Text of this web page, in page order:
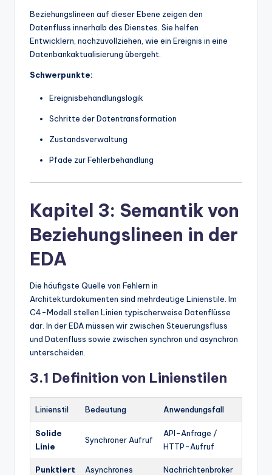
Beziehungslineen auf dieser Ebene zeigen den
Datenfluss innerhalb des Dienstes. Sie helfen
Entwicklern, nachzuvollziehen, wie ein Ereignis in eine
Datenbankaktualisierung übergeht.
Schwerpunkte:
Ereignisbehandlungslogik
Schritte der Datentransformation
Zustandsverwaltung
Pfade zur Fehlerbehandlung
Kapitel 3: Semantik von
Beziehungslineen in der
EDA
Die häufigste Quelle von Fehlern in
Architekturdokumenten sind mehrdeutige Linienstile. Im
C4-Modell stellen Linien typischerweise Datenflüsse
dar. In der EDA müssen wir zwischen Steuerungsfluss
und Datenfluss sowie zwischen synchron und asynchron
unterscheiden.
3.1 Definition von Linienstilen
Linienstil Bedeutung Anwendungsfall
Solide
Linie
Synchroner Aufruf
API-Anfrage /
HTTP-Aufruf
Punktiert
Asynchrones
Nachrichtenbroker